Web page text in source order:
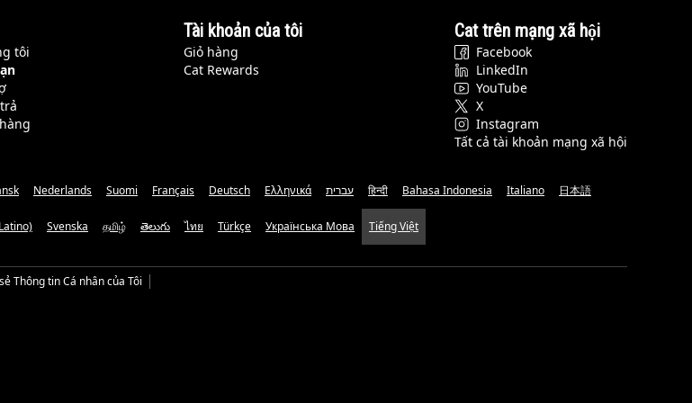
tôi
Tài khoản của tôi
Giỏ hàng
Cat Rewards
Cat trên mạng xã hội
Facebook
LinkedIn
YouTube
X
Instagram
Tất cả tài khoản mạng xã hội
Nederlands Suomi Français Deutsch Ελληνικά עברית हिन्दी Bahasa Indonesia Italiano 日本語
Svenska தமிழ் తెలుగు ไทย Türkçe Українська Мова Tiếng Việt
Thông tin Cá nhân của Tôi